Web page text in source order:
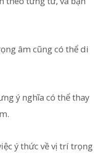
âm cũng có thể di
ý nghĩa có thể thay
ý thức về vị trí trọng